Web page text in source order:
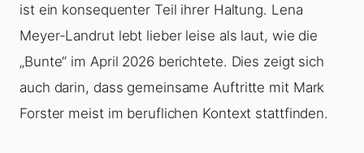
ist ein konsequenter Teil ihrer Haltung. Lena
Meyer-Landrut lebt lieber leise als laut, wie die
„Bunte“ im April 2026 berichtete. Dies zeigt sich
auch darin, dass gemeinsame Auftritte mit Mark
Forster meist im beruflichen Kontext stattfinden.